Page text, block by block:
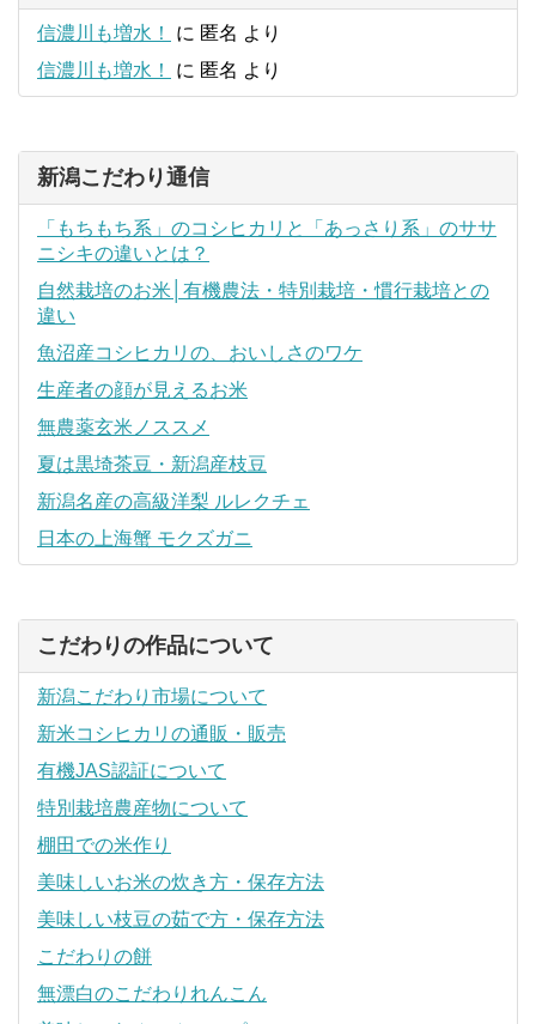
信濃川も増水！ に 匿名 より
信濃川も増水！
に 匿名 より
新潟こだわり通信
「もちもち系」のコシヒカリと「あっさり系」のササ
ニシキの違いとは？
自然栽培のお米│有機農法・特別栽培・慣行栽培との
違い
魚沼産コシヒカリの、おいしさのワケ
生産者の顔が見えるお米
無農薬玄米ノススメ
夏は黒埼茶豆・新潟産枝豆
新潟名産の高級洋梨 ルレクチェ
日本の上海蟹 モクズガニ
こだわりの作品について
新潟こだわり市場について
新米コシヒカリの通販・販売
有機JAS認証について
特別栽培農産物について
棚田での米作り
美味しいお米の炊き方・保存方法
美味しい枝豆の茹で方・保存方法
こだわりの餅
無漂白のこだわりれんこん